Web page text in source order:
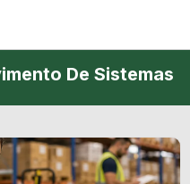
De Sistemas